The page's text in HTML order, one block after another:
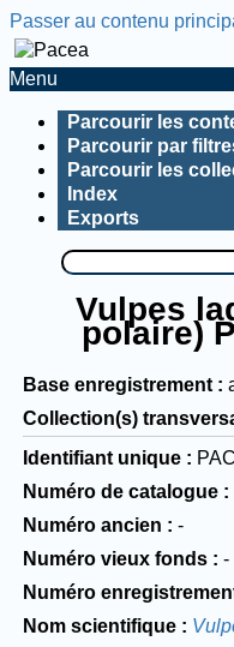
Passer au contenu
Menu
Parcourir les
Parcourir par
Parcourir les
Index
Exports
Vulpes
polaire)
Base enregistrement
Collection(s)
Identifiant unique
Numéro de catalogue
Numéro ancien
-
Numéro vieux fonds
-
Numéro
Nom scientifique